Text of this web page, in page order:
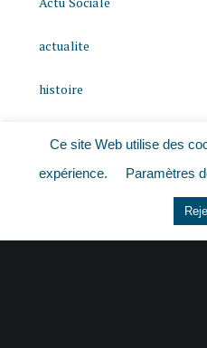
actualite
histoire
Non classé
Ce site Web utilise des
expérience.
Paramètres